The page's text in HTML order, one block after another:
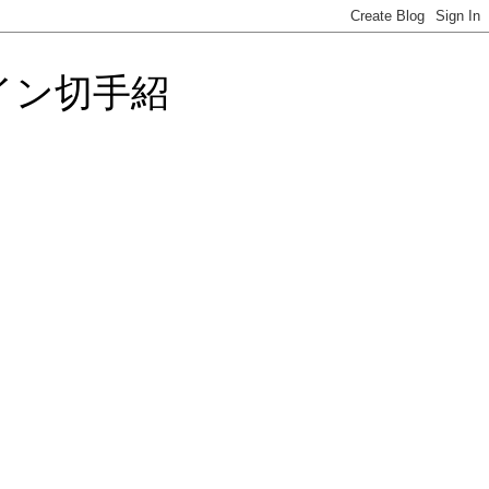
ン切手紹